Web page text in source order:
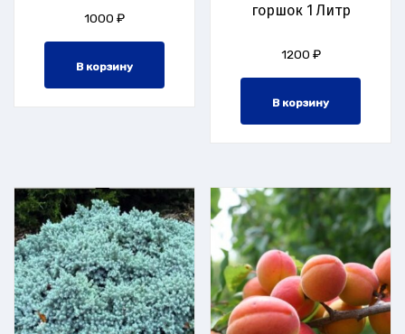
1000 ₽
В корзину
горшок 1 Литр
1200 ₽
В корзину